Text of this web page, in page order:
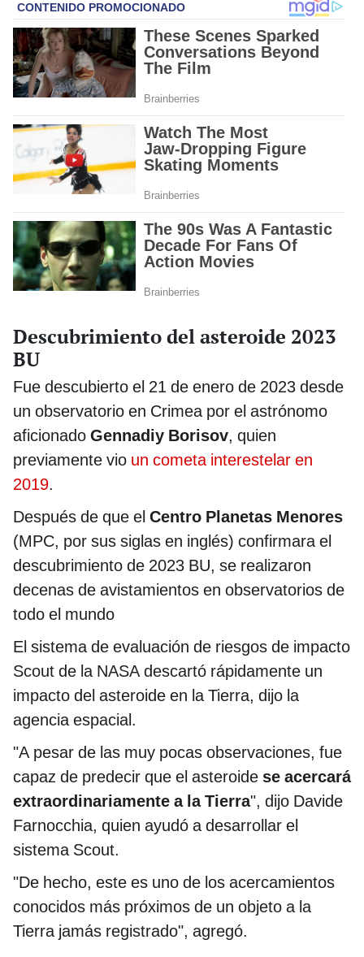
Descubrimiento del asteroide 2023
BU
Fue descubierto el 21 de enero de 2023 desde
un observatorio en Crimea por el astrónomo
aficionado Gennadiy Borisov, quien
previamente vio un cometa interestelar en
2019.
Después de que el Centro Planetas Menores
(MPC, por sus siglas en inglés) confirmara el
descubrimiento de 2023 BU, se realizaron
decenas de avistamientos en observatorios de
todo el mundo
El sistema de evaluación de riesgos de impacto
Scout de la NASA descartó rápidamente un
impacto del asteroide en la Tierra, dijo la
agencia espacial.
"A pesar de las muy pocas observaciones, fue
capaz de predecir que el asteroide se acercará
extraordinariamente a la Tierra", dijo Davide
Farnocchia, quien ayudó a desarrollar el
sistema Scout.
"De hecho, este es uno de los acercamientos
conocidos más próximos de un objeto a la
Tierra jamás registrado", agregó.